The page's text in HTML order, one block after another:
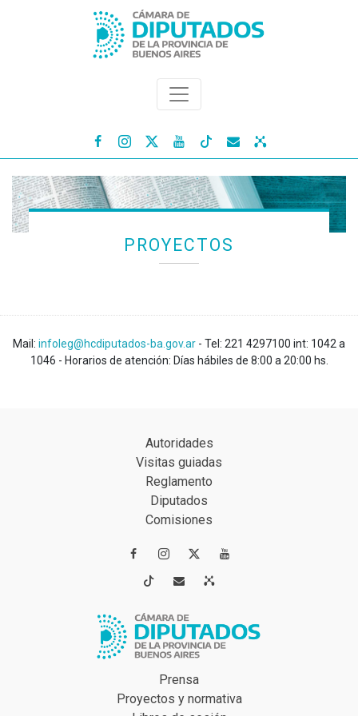
   
PROYECTOS
Mail: infoleg@hcdiputados-ba.gov.ar - Tel: 221 4297100 int: 1042 a
1046 - Horarios de atención: Días hábiles de 8:00 a 20:00 hs.
Autoridades
Visitas guiadas
Reglamento
Diputados
Comisiones
 
 
Prensa
Proyectos y normativa